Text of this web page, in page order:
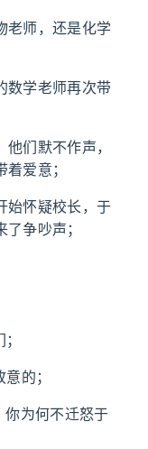
老师，还是化学
数学老师再次带
们默不作声，
爱意；
始怀疑校长，于
争吵声；
的；
你为何不迁怒于